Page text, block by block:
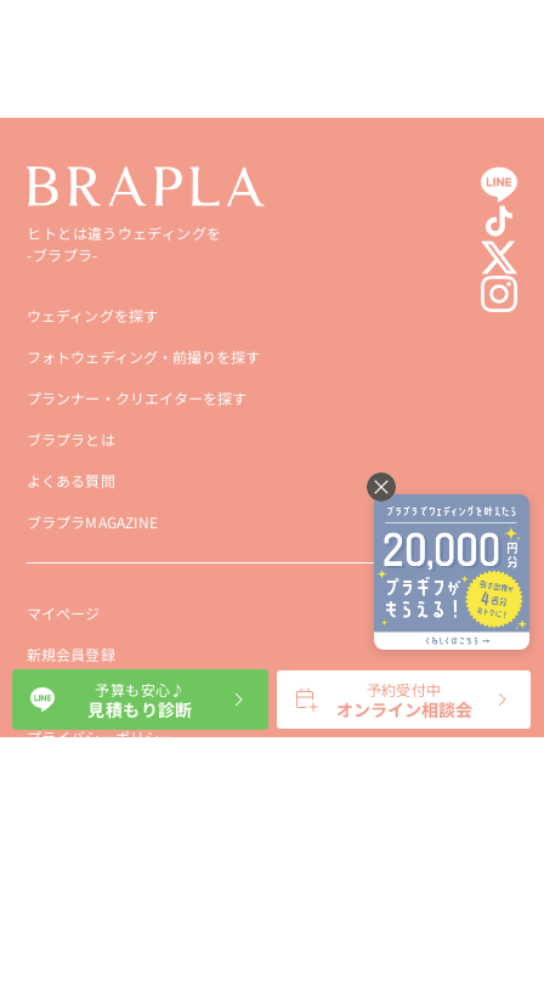
ヒトとは違うウェディングを
-ブラプラ-
ウェディングを探す
フォトウェディング・前撮りを探す
プランナー・クリエイターを探す
ブラプラとは
よくある質問
ブラプラMAGAZINE
マイページ
新規会員登録
会社概要
プライバシーポリシー
予算も安心♪
見積もり診断
予約受付中
オンライン相談会